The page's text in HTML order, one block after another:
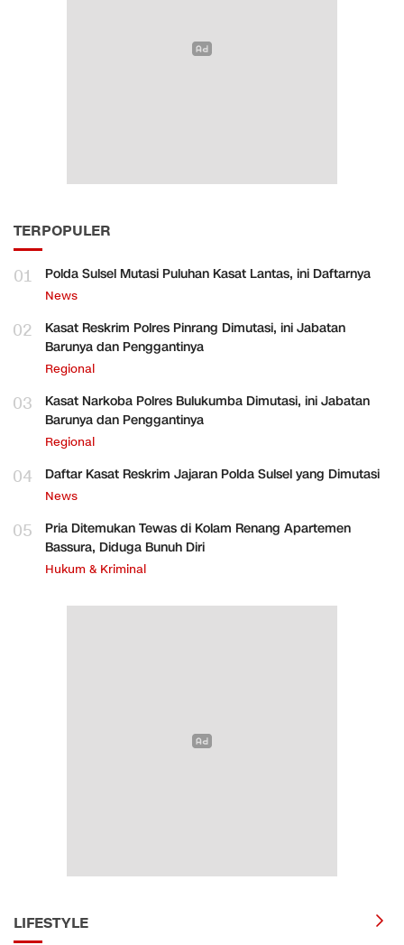
TERPOPULER
01 Polda Sulsel Mutasi Puluhan Kasat Lantas, ini Daftarnya
News
02
Kasat Reskrim Polres Pinrang Dimutasi, ini Jabatan
Barunya dan Penggantinya
Regional
03
Kasat Narkoba Polres Bulukumba Dimutasi, ini Jabatan
Barunya dan Penggantinya
Regional
04 Daftar Kasat Reskrim Jajaran Polda Sulsel yang Dimutasi
News
05
Pria Ditemukan Tewas di Kolam Renang Apartemen
Bassura, Diduga Bunuh Diri
Hukum & Kriminal
LIFESTYLE